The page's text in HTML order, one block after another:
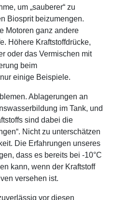
um „sauberer“ zu
Biosprit beizumengen.
Motoren ganz andere
Höhere Kraftstoffdrücke,
oder das Vermischen mit
beim
einige Beispiele.
Ablagerungen an
im Tank, und
sind dabei die
Nicht zu unterschätzen
Die Erfahrungen unseres
dass es bereits bei -10°C
kann, wenn der Kraftstoff
versehen ist.
vor diesen